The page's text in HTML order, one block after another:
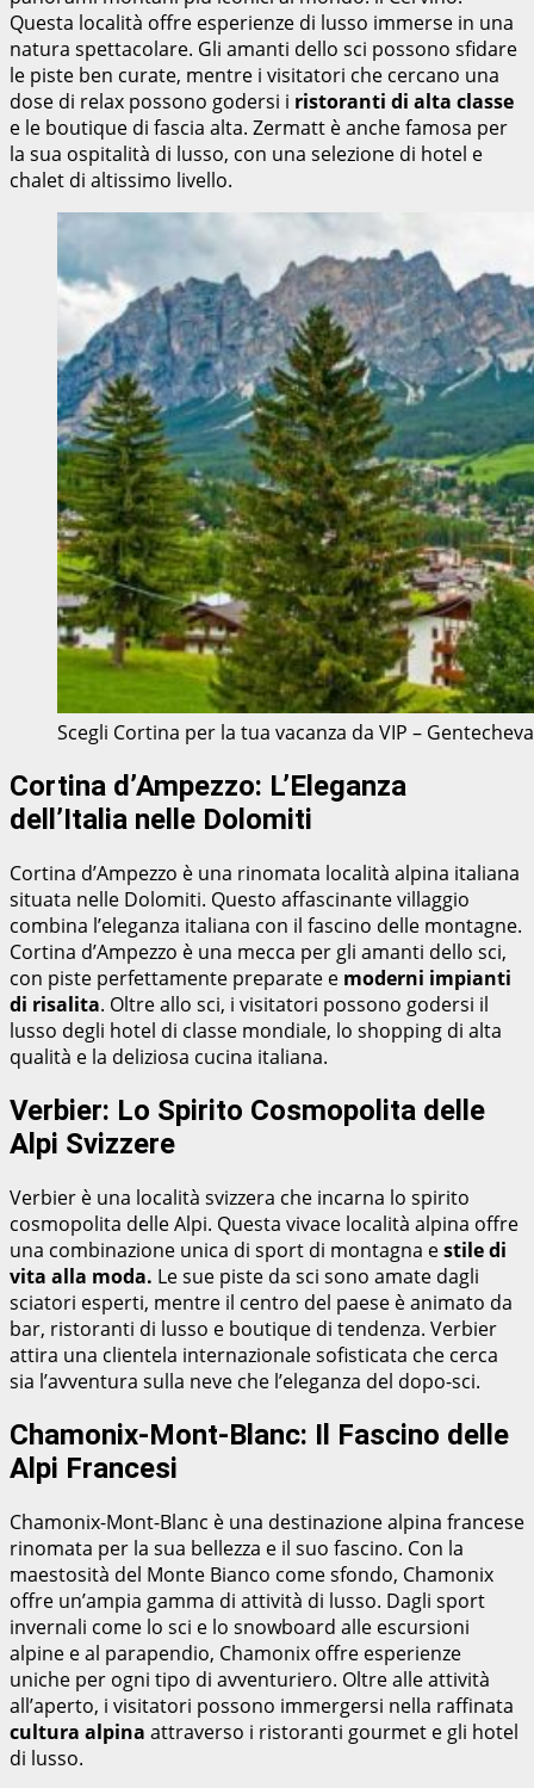
Questa località offre esperienze di lusso immerse in una
natura spettacolare. Gli amanti dello sci possono sfidare
le piste ben curate, mentre i visitatori che cercano una
dose di relax possono godersi i ristoranti di alta classe
e le boutique di fascia alta. Zermatt è anche famosa per
la sua ospitalità di lusso, con una selezione di hotel e
chalet di altissimo livello.
Scegli Cortina per la tua vacanza da VIP –
Cortina d’Ampezzo: L’Eleganza
dell’Italia nelle Dolomiti
Cortina d’Ampezzo è una rinomata località alpina italiana
situata nelle Dolomiti. Questo affascinante villaggio
combina l’eleganza italiana con il fascino delle montagne.
Cortina d’Ampezzo è una mecca per gli amanti dello sci,
con piste perfettamente preparate e moderni impianti
di risalita. Oltre allo sci, i visitatori possono godersi il
lusso degli hotel di classe mondiale, lo shopping di alta
qualità e la deliziosa cucina italiana.
Verbier: Lo Spirito Cosmopolita delle
Alpi Svizzere
Verbier è una località svizzera che incarna lo spirito
cosmopolita delle Alpi. Questa vivace località alpina offre
una combinazione unica di sport di montagna estile di
vita alla moda. Le sue piste da sci sono amate dagli
sciatori esperti, mentre il centro del paese è animato da
bar, ristoranti di lusso e boutique di tendenza. Verbier
attira una clientela internazionale sofisticata che cerca
sia l’avventura sulla neve che l’eleganza del dopo-sci.
Chamonix-Mont-Blanc: Il Fascino delle
Alpi Francesi
Chamonix-Mont-Blanc è una destinazione alpina francese
rinomata per la sua bellezza e il suo fascino. Con la
maestosità del Monte Bianco come sfondo, Chamonix
offre un’ampia gamma di attività di lusso. Dagli sport
invernali come lo sci e lo snowboard alle escursioni
alpine e al parapendio, Chamonix offre esperienze
uniche per ogni tipo di avventuriero. Oltre alle attività
all’aperto, i visitatori possono immergersi nella raffinata
cultura alpina attraverso i ristoranti gourmet e gli hotel
di lusso.